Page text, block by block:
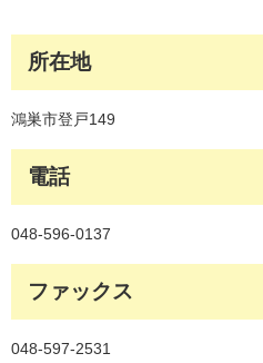
所在地
鴻巣市登戸149
電話
048-596-0137
ファックス
048-597-2531